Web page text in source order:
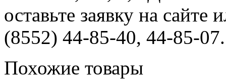
оставьте заявку на
(8552) 44-85-40, 44-85-07.
Похожие товары